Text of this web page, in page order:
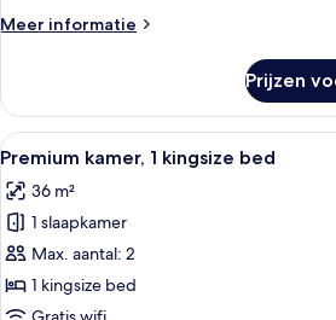
Meer informatie
Meer
kamer
Prijzen
Alle
foto's
voor
Premium
kamer,
1
kingsize
Een
5
Premium kamer, 1 kingsize bed
36 m²
1 slaapkamer
Max. aantal: 2
1 kingsize bed